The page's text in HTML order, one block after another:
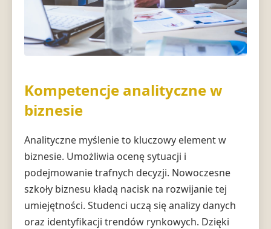
Kompetencje analityczne w
biznesie
Analityczne myślenie to kluczowy element w
biznesie. Umożliwia ocenę sytuacji i
podejmowanie trafnych decyzji. Nowoczesne
szkoły biznesu kładą nacisk na rozwijanie tej
umiejętności. Studenci uczą się analizy danych
oraz identyfikacji trendów rynkowych. Dzięki